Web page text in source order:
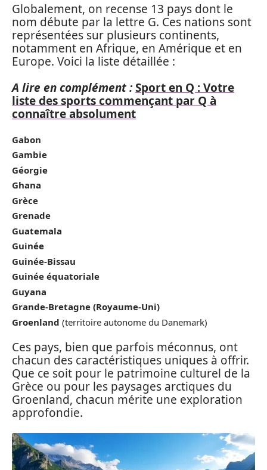
Globalement, on recense 13 pays dont le
nom débute par la lettre G. Ces nations sont
représentées sur plusieurs continents,
notamment en Afrique, en Amérique et en
Europe. Voici la liste détaillée :
A lire en complément :Sport en Q : Votre
liste des sports commençant par Q à
connaître absolument
Gabon
Gambie
Géorgie
Ghana
Grèce
Grenade
Guatemala
Guinée
Guinée-Bissau
Guinée équatoriale
Guyana
Grande-Bretagne (Royaume-Uni)
Groenland (territoire autonome du Danemark)
Ces pays, bien que parfois méconnus, ont
chacun des caractéristiques uniques à offrir.
Que ce soit pour le patrimoine culturel de la
Grèce ou pour les paysages arctiques du
Groenland, chacun mérite une exploration
approfondie.